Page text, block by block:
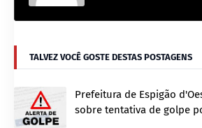
TALVEZ VOCÊ GOSTE DESTAS POSTAGENS
Prefeitura de Espigão
sobre tentativa de golpe